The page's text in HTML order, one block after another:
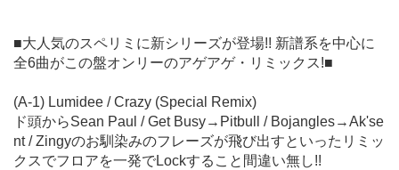
■大人気のスペリミに新シリーズが登場!! 新譜系を中心に
全6曲がこの盤オンリーのアゲアゲ・リミックス!■
(A-1) Lumidee / Crazy (Special Remix)
ド頭からSean Paul / Get Busy→Pitbull / Bojangles→Ak'se
nt / Zingyのお馴染みのフレーズが飛び出すといったリミッ
クスでフロアを一発でLockすること間違い無し!!